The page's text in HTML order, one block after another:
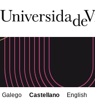
Galego Castellano English